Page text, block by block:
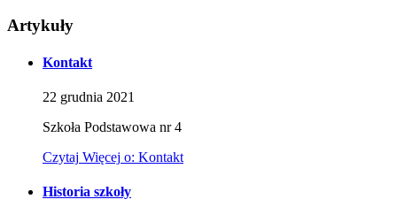
Artykuły
Kontakt
22 grudnia 2021
Szkoła Podstawowa nr 4
Czytaj Więcej o: Kontakt
Historia szkoły